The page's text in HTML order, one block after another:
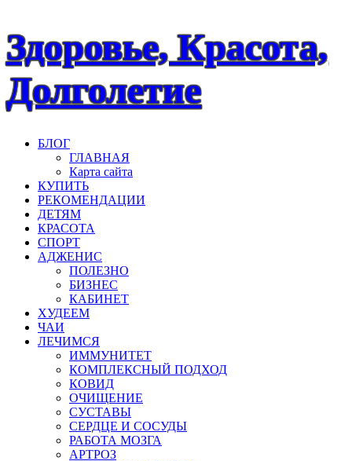
Наверх
Здоровье, Красота,
Долголетие
БЛОГ
ГЛАВНАЯ
Карта сайта
КУПИТЬ
РЕКОМЕНДАЦИИ
ДЕТЯМ
КРАСОТА
СПОРТ
АДЖЕНИС
ПОЛЕЗНО
БИЗНЕС
КАБИНЕТ
ХУДЕЕМ
ЧАИ
ЛЕЧИМСЯ
ИММУНИТЕТ
КОМПЛЕКСНЫЙ ПОДХОД
КОВИД
ОЧИЩЕНИЕ
СУСТАВЫ
СЕРДЦЕ И СОСУДЫ
РАБОТА МОЗГА
АРТРОЗ